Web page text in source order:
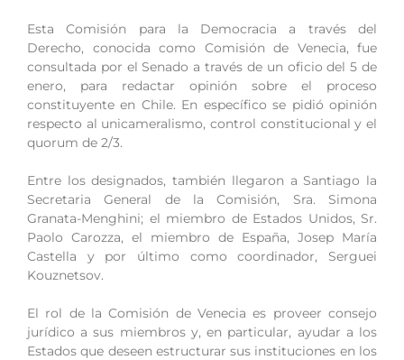
Esta Comisión para la Democracia a través del
Derecho, conocida como Comisión de Venecia, fue
consultada por el Senado a través de un oficio del 5 de
enero, para redactar opinión sobre el proceso
constituyente en Chile. En específico se pidió opinión
respecto al unicameralismo, control constitucional y el
quorum de 2/3.
Entre los designados, también llegaron a Santiago la
Secretaria General de la Comisión, Sra. Simona
Granata-Menghini; el miembro de Estados Unidos, Sr.
Paolo Carozza, el miembro de España, Josep María
Castella y por último como coordinador, Serguei
Kouznetsov.
El rol de la Comisión de Venecia es proveer consejo
jurídico a sus miembros y, en particular, ayudar a los
Estados que deseen estructurar sus instituciones en los